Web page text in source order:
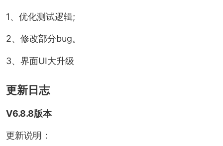
1、优化测试逻辑;
2、修改部分bug。
3、界面UI大升级
更新日志
V6.8.8版本
更新说明：